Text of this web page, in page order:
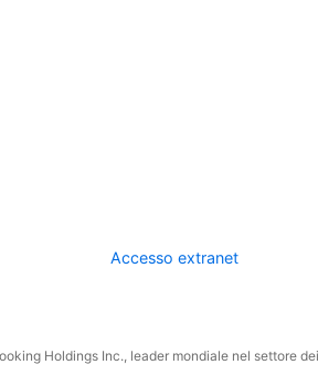
Accesso extranet
Holdings Inc., leader mondiale nel settore